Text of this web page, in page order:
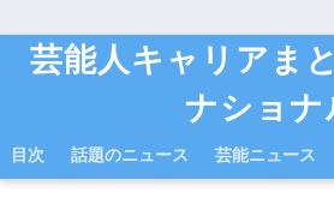
芸能人キャリアま
ナショナ
目次 話題のニュース 芸能ニュース